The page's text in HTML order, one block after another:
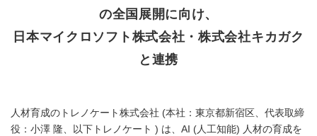
の全国展開に向け、
日本マイクロソフト株式会社・株式会社キカガク
と連携
人材育成のトレノケート株式会社 (本社：東京都新宿区、代表取締
役：小澤 隆、以下トレノケート ) は、AI (人工知能) 人材の育成を